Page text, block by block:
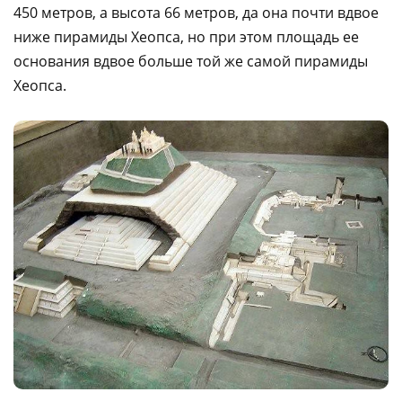
450 метров, а высота 66 метров, да она почти вдвое
ниже пирамиды Хеопса, но при этом площадь ее
основания вдвое больше той же самой пирамиды
Хеопса.